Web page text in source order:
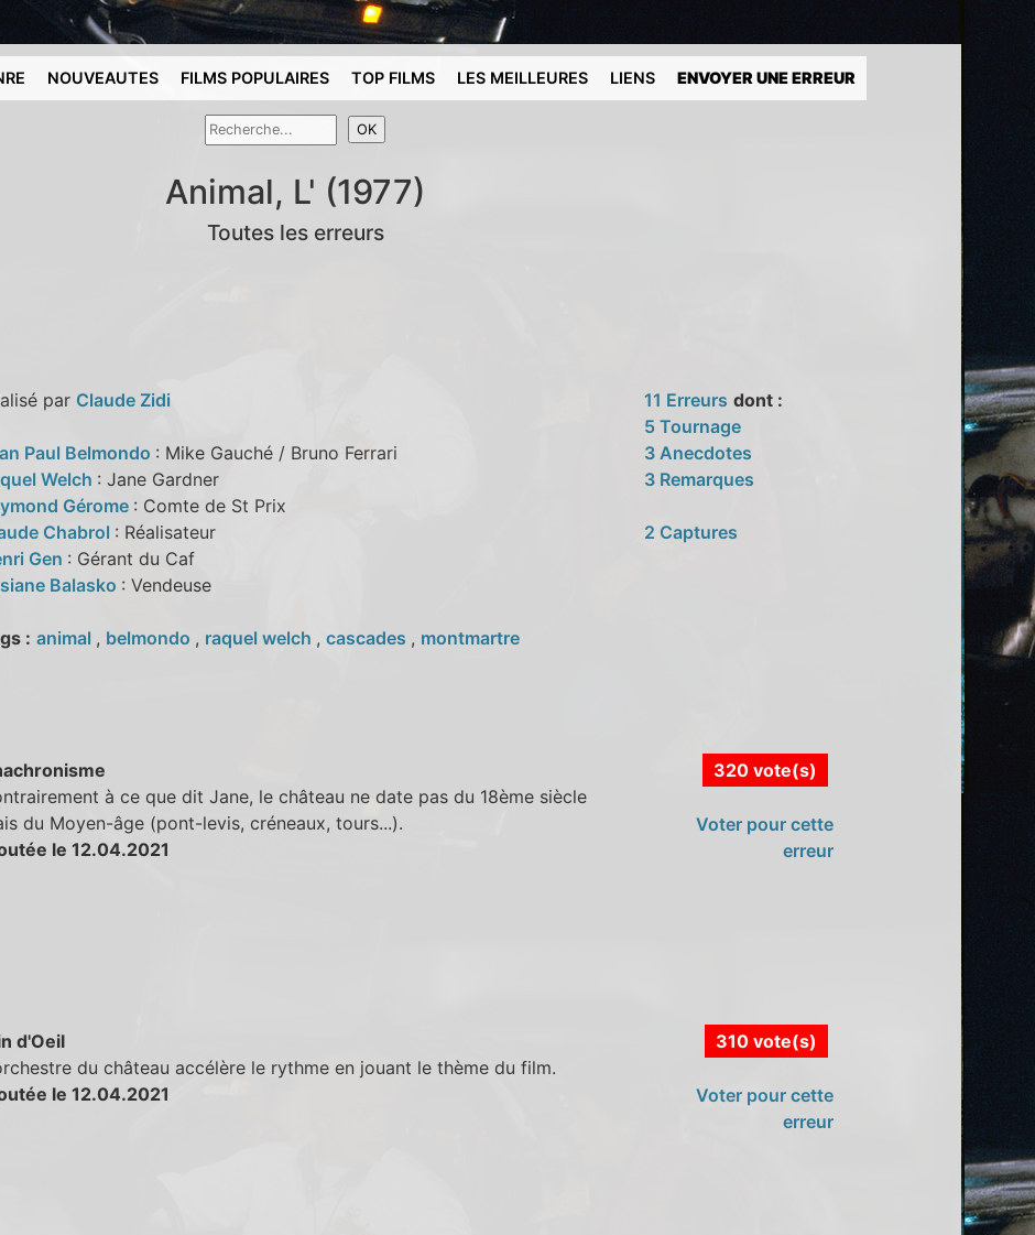
NOUVEAUTES FILMS POPULAIRES TOP FILMS LES MEILLEURES LIENS ENVOYER UNE ERREUR
Animal, L' (1977)
Toutes les erreurs
par Claude Zidi
Paul Belmondo : Mike Gauché / Bruno Ferrari
Welch : Jane Gardner
Gérome : Comte de St Prix
Chabrol : Réalisateur
Gen : Gérant du Caf
Balasko : Vendeuse
: animal , belmondo , raquel welch , cascades , montmartre
11 Erreurs dont :
5 Tournage
3 Anecdotes
3 Remarques
2 Captures
à ce que dit Jane, le château ne date pas du 18ème siècle
du Moyen-âge (pont-levis, créneaux, tours...).
le 12.04.2021
320 vote(s)
Voter pour cette
erreur
d'Oeil
du château accélère le rythme en jouant le thème du film.
le 12.04.2021
310 vote(s)
Voter pour cette
erreur